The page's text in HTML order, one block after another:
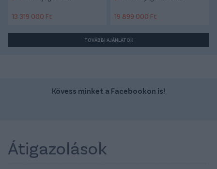
13 319 000 Ft 19 899 000 Ft
TOVÁBBI AJÁNLATOK
Kövess minket a Facebookon is!
Átigazolások